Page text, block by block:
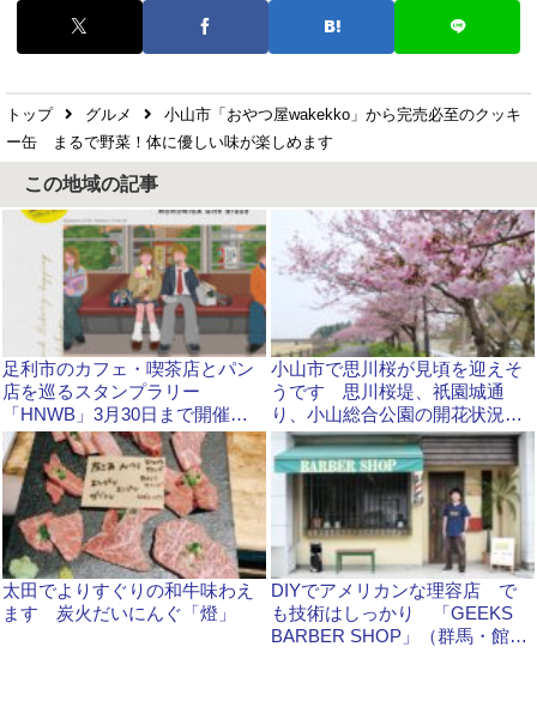
トップ グルメ
小山市「おやつ屋wakekko」から完売必至のクッキ
ー缶 まるで野菜！体に優しい味が楽しめます
この地域の記事
足利市のカフェ・喫茶店とパン
店を巡るスタンプラリー
「HNWB」3月30日まで開催中
です
小山市で思川桜が見頃を迎えそ
うです 思川桜堤、祇園城通
り、小山総合公園の開花状況
は？
太田でよりすぐりの和牛味わえ
ます 炭火だいにんぐ「燈」
DIYでアメリカンな理容店 で
も技術はしっかり 「GEEKS
BARBER SHOP」（群馬・館林